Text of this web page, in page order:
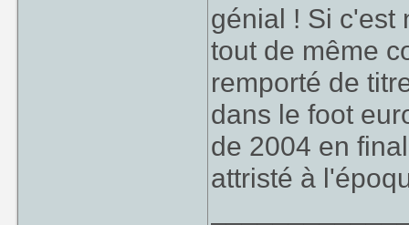
génial ! Si c'est
tout de même
remporté de
dans le foot
de 2004 en
attristé à